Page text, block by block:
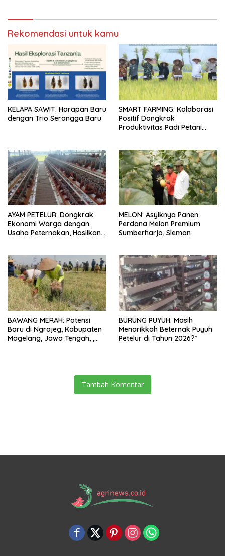
Rekomendasi untuk kamu
KELAPA SAWIT: Harapan Baru
dengan Trio Serangga Baru
SMART FARMING: Kolaborasi
Positif Dongkrak
Produktivitas Padi Petani
AYAM PETELUR: Dongkrak
Ekonomi Warga dengan
Usaha Peternakan, Hasilkan
MELON: Asyiknya Panen
Perdana Melon Premium
Sumberharjo, Sleman
BAWANG MERAH: Potensi
Baru di Ngrajeg, Kabupaten
Magelang, Jawa Tengah, ,
BURUNG PUYUH: Masih
Menarikkah Beternak Puyuh
Petelur di Tahun 2026?*
Tambah Komentar